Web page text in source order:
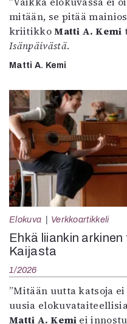
mitään, se pitää
kriitikkoMatti A. Kemi
Isänpäivästä.
Matti A. Kemi
Elokuva Verkkoartikkeli
Ehkä liiankin
Kaijasta
1/2026
”Mitään uutta katsoja
uusia
Matti A. Kemi ei